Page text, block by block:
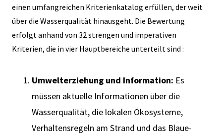
einen umfangreichen Kriterienkatalog erfüllen, der weit
über die Wasserqualität hinausgeht. Die Bewertung
erfolgt anhand von 32 strengen und imperativen
Kriterien, die in vier Hauptbereiche unterteilt sind :
Umwelterziehung und Information: Es
müssen aktuelle Informationen über die
Wasserqualität, die lokalen Ökosysteme,
Verhaltensregeln am Strand und das Blaue-